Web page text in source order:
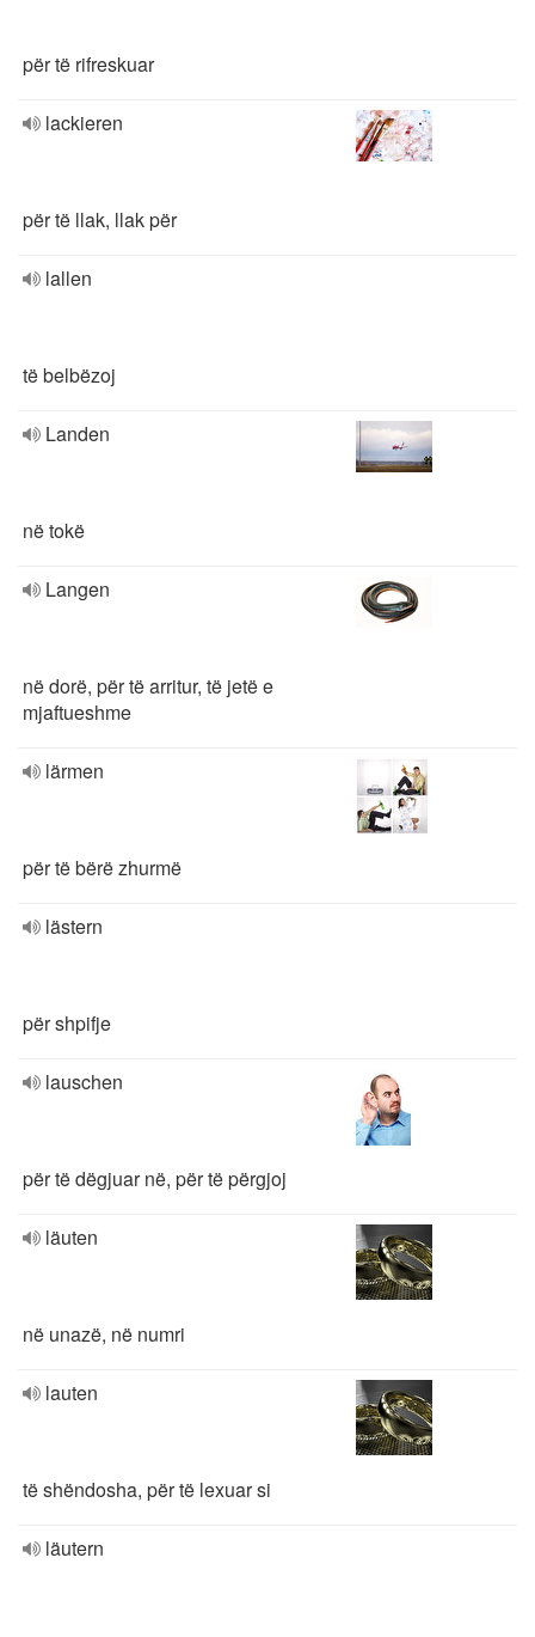
për të rifreskuar
lackieren
për të llak, llak për
lallen
të belbëzoj
Landen
në tokë
Langen
në dorë, për të arritur, të jetë e
mjaftueshme
lärmen
për të bërë zhurmë
lästern
për shpifje
lauschen
për të dëgjuar në, për të përgjoj
läuten
në unazë, në numri
lauten
të shëndosha, për të lexuar si
läutern